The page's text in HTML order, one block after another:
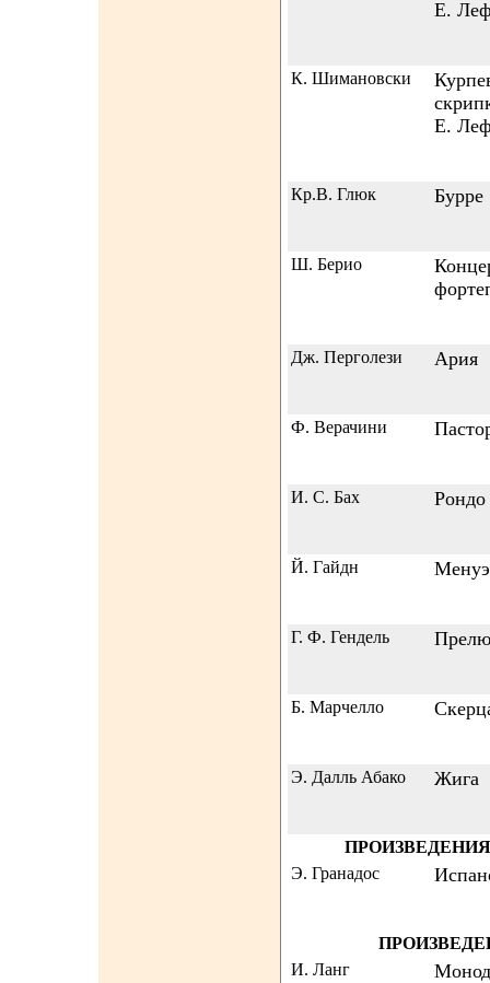
Е.
К. Шимановски
Е.
Кр.В. Глюк Бурре
Ш. Берио
Дж. Перголези Ария
Ф. Верачини
И. С. Бах Рондо
Й. Гайдн
Г. Ф. Гендель
Б. Марчелло
Э. Далль Абако Жига
Э. Гранадос
И. Ланг